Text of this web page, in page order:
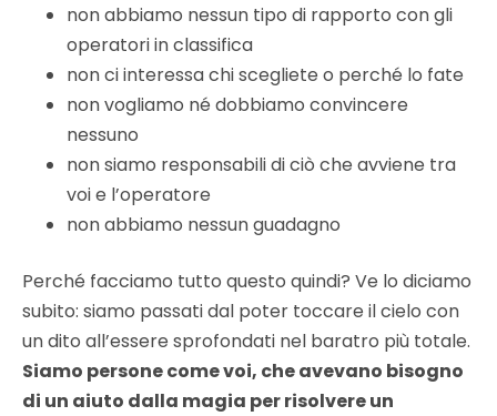
non abbiamo nessun tipo di rapporto con gli
operatori in classifica
non ci interessa chi scegliete o perché lo fate
non vogliamo né dobbiamo convincere
nessuno
non siamo responsabili di ciò che avviene tra
voi e l’operatore
non abbiamo nessun guadagno
Perché facciamo tutto questo quindi? Ve lo diciamo
subito: siamo passati dal poter toccare il cielo con
un dito all’essere sprofondati nel baratro più totale.
Siamo persone come voi, che avevano bisogno
di un aiuto dalla magia per risolvere un